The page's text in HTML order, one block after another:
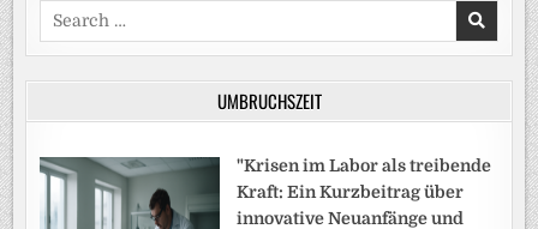
Search
for:
UMBRUCHSZEIT
"Krisen im Labor als treibende
Kraft: Ein Kurzbeitrag über
innovative Neuanfänge und